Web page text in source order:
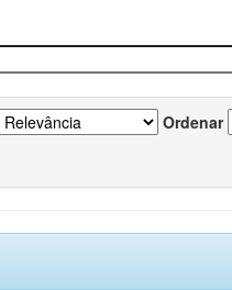
Ordenar